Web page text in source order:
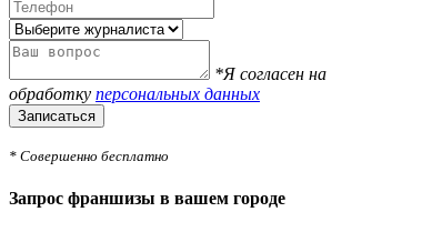
*Я согласен на
обработку персональных данных
Записаться
* Совершенно бесплатно
Запрос франшизы в вашем городе